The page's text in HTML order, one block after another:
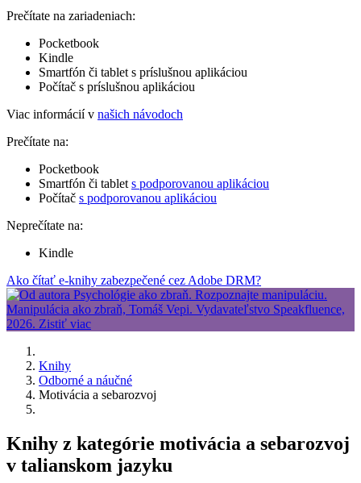
Prečítate na zariadeniach:
Pocketbook
Kindle
Smartfón či tablet s príslušnou aplikáciou
Počítač s príslušnou aplikáciou
Viac informácií v našich návodoch
Prečítate na:
Pocketbook
Smartfón či tablet s podporovanou aplikáciou
Počítač s podporovanou aplikáciou
Neprečítate na:
Kindle
Ako čítať e-knihy zabezpečené cez Adobe DRM?
Knihy
Odborné a náučné
Motivácia a sebarozvoj
Knihy z kategórie motivácia a sebarozvoj
v talianskom jazyku